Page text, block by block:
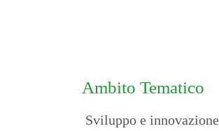
Ambito Tematico
Sviluppo e